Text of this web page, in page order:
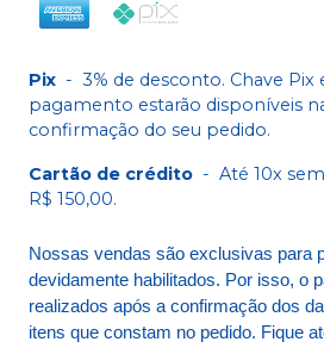
Pix - 3% de desconto. Chave Pix
pagamento estarão disponíveis
confirmação do seu pedido.
Cartão de crédito - Até 10x
R$ 150,00.
Nossas vendas são exclusivas para
devidamente habilitados. Por isso, o
realizados após a confirmação dos
itens que constam no pedido. Fique